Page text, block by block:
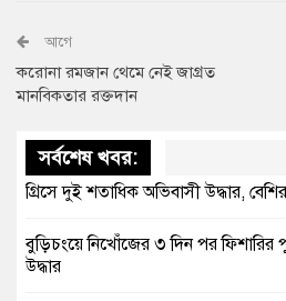
আগে
করোনা রমজান থেমে নেই জাগ্রত
মানবিকতার রক্তদান
সর্বশেষ খবর:
গ্রিসে দুই শতাধিক অভিবাসী উদ্ধার,
বুড়িচংয়ে নিখোঁজের ৩ দিন পর
উদ্ধার